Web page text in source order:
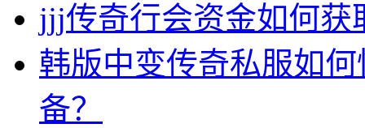
jjj传奇行会资金如何获
韩版中变传奇私服如
备？